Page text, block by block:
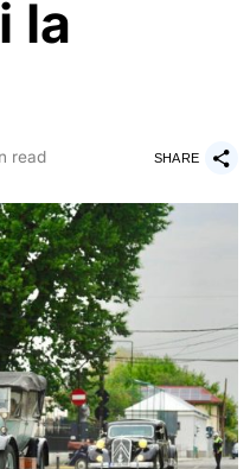
la
read SHARE